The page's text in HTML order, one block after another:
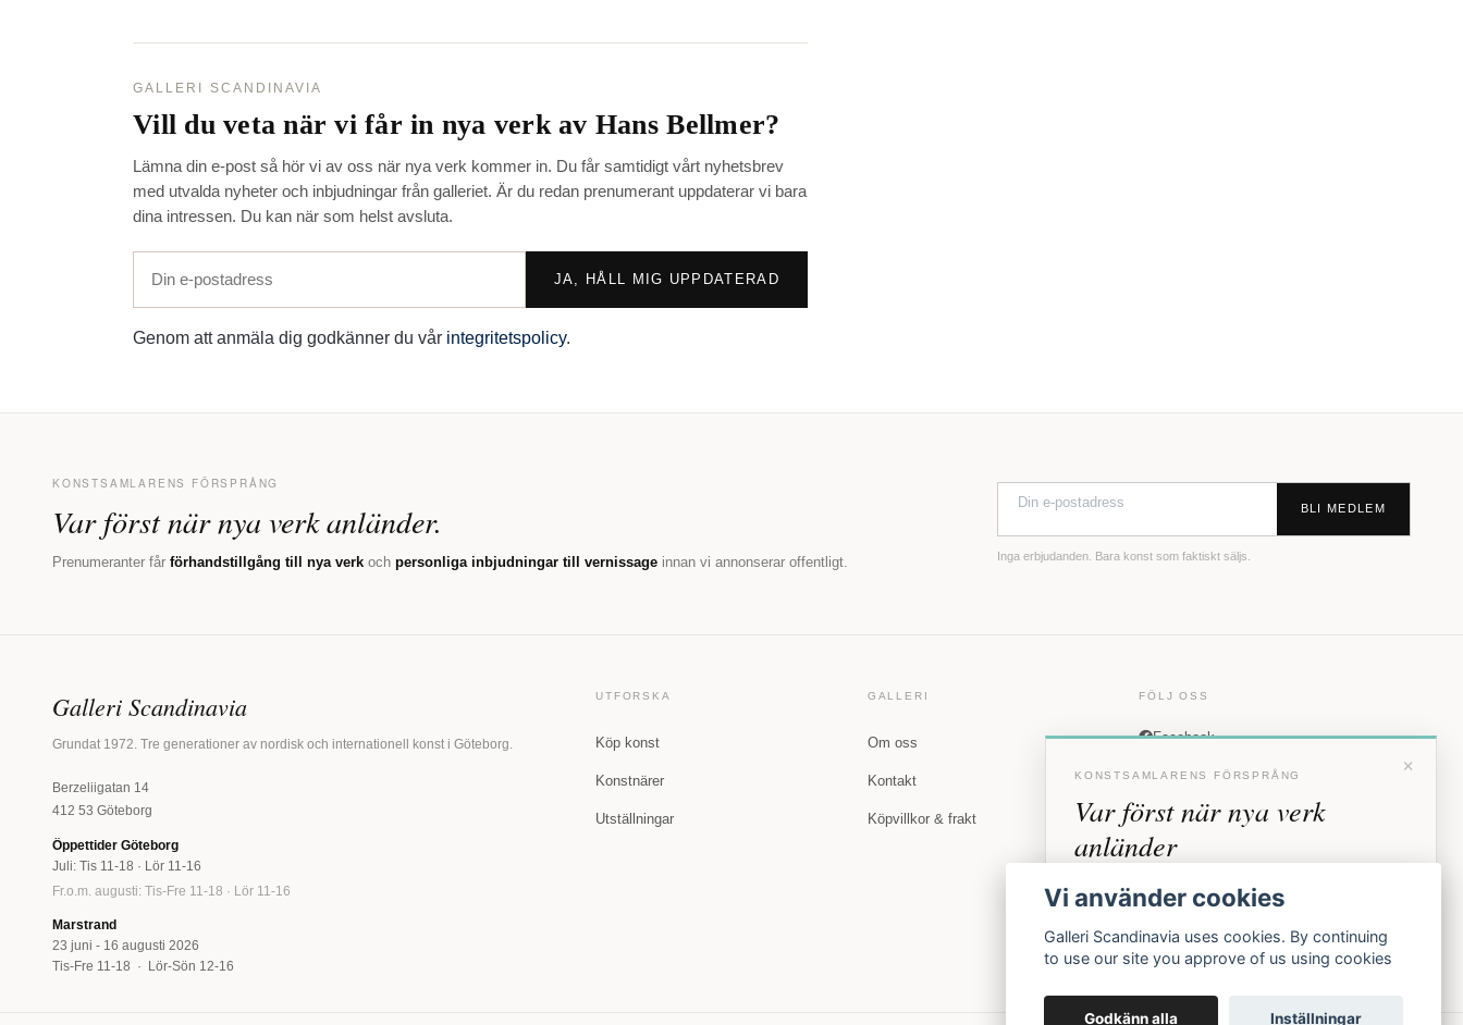
GALLERI SCANDINAVIA
Vill du veta när vi får in nya verk av Hans Bellmer?
Lämna din e-post så hör vi av oss när nya verk kommer in. Du får samtidigt vårt nyhetsbrev
med utvalda nyheter och inbjudningar från galleriet. Är du redan prenumerant uppdaterar vi bara
dina intressen. Du kan när som helst avsluta.
JA, HÅLL MIG UPPDATERAD
Genom att anmäla dig godkänner du vår integritetspolicy.
KONSTSAMLARENS FÖRSPRÅNG
Var först när nya verk anländer.
Prenumeranter får förhandstillgång till nya verk och personliga inbjudningar till vernissage innan vi annonserar offentligt.
BLI MEDLEM
Inga erbjudanden. Bara konst som faktiskt säljs.
Galleri Scandinavia
Grundat 1972. Tre generationer av nordisk och internationell konst i Göteborg.
Berzeliigatan 14
412 53 Göteborg
Öppettider Göteborg
Juli: Tis 11-18 · Lör 11-16
Fr.o.m. augusti: Tis-Fre 11-18 · Lör 11-16
Marstrand
23 juni - 16 augusti 2026
Tis-Fre 11-18 · Lör-Sön 12-16
UTFORSKA
Köp konst
Konstnärer
Utställningar
GALLERI
Om oss
Kontakt
Köpvillkor & frakt
FÖLJ OSS
Facebook
×
KONSTSAMLARENS FÖRSPRÅNG
Var först när nya verk
anländer
Förhandstillgång till nya verk och personliga
inbjudningar till vernissage, innan vi annonserar
offentligt.
Vi använder cookies
Galleri Scandinavia uses cookies. By continuing
to use our site you approve of us using cookies
Godkänn alla Inställningar